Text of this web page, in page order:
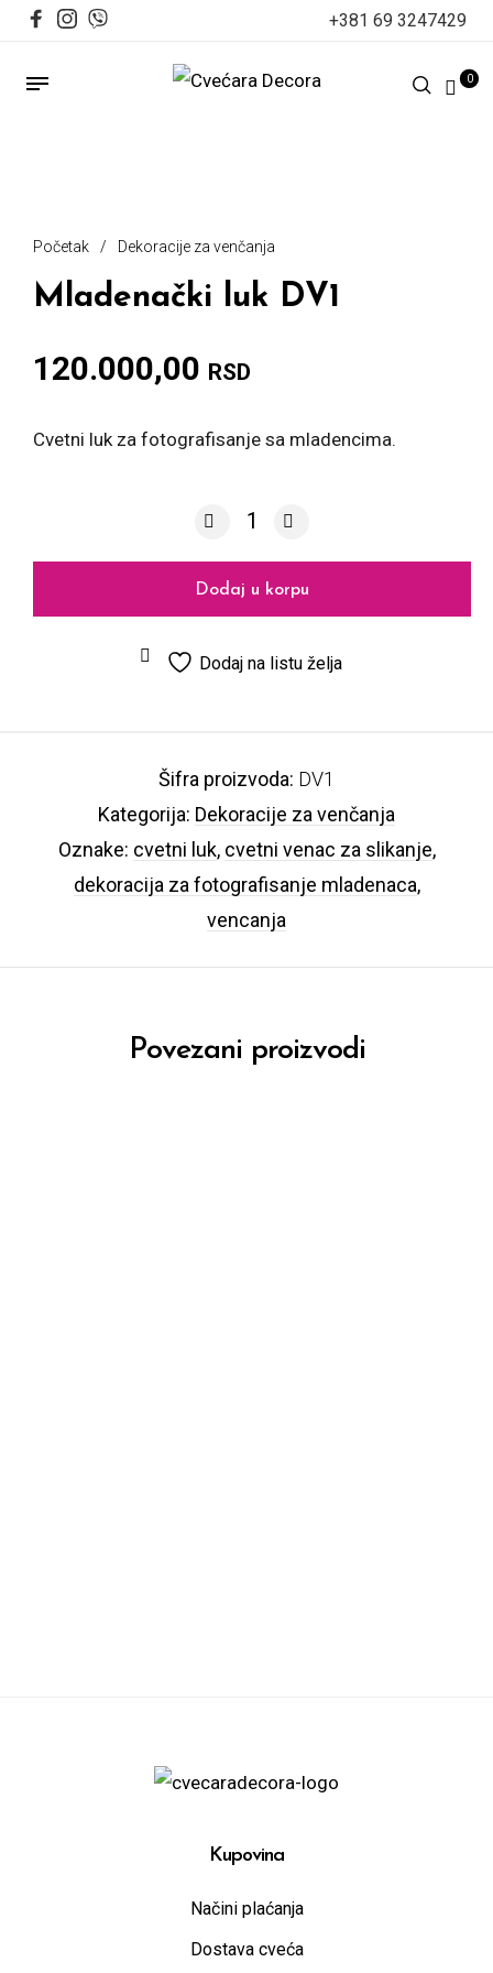
+381 69 3247429
0
Početak / Dekoracije za venčanja
Mladenački luk DV1
120.000,00 RSD
Cvetni luk za fotografisanje sa mladencima.
Mladenački luk DV1 količina
Dodaj u korpu
Dodaj na listu želja
Šifra proizvoda: DV1
Kategorija: Dekoracije za venčanja
Oznake: cvetni luk, cvetni venac za slikanje,
dekoracija za fotografisanje mladenaca,
vencanja
Povezani proizvodi
Kupovina
Načini plaćanja
Dostava cveća